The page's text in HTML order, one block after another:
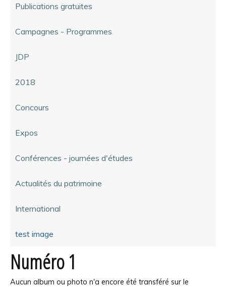
Publications gratuites
Campagnes - Programmes
JDP
2018
Concours
Expos
Conférences - journées d'études
Actualités du patrimoine
International
test image
Numéro 1
Aucun album ou photo n'a encore été transféré sur le